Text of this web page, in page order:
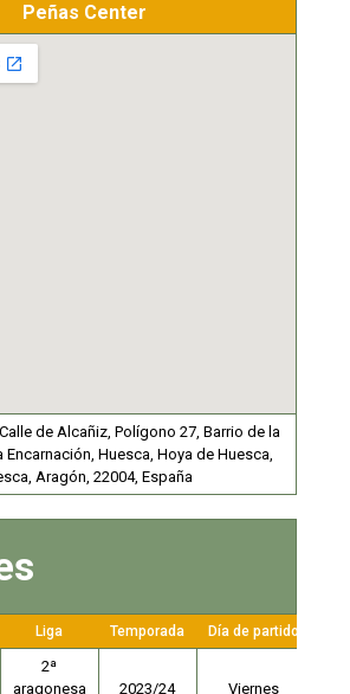
Peñas Center
de Alcañiz, Polígono 27, Barrio de la
Encarnación, Huesca, Hoya de Huesca,
Aragón, 22004, España
Liga Temporada Día de partido
2ª
aragonesa
2023/24 Viernes